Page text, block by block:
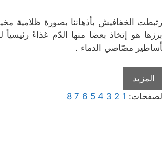
الخفافيش بأذهاننا بصورة ظلامية
هو إتخاذ بعضا منها الدّم غذاءً
مصّاصي الدماء .
المزيد
الصفحات: 1
2
3
4
5
6
7
8